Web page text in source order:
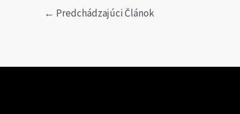
Post
← Predchádzajúci Článok